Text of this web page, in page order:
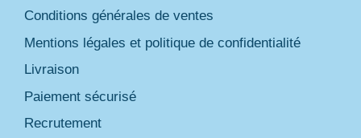
Conditions générales de ventes
Mentions légales et politique de confidentialité
Livraison
Paiement sécurisé
Recrutement